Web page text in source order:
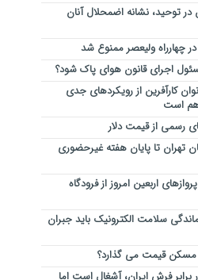
در توحید، نشانه اضمحلال آنان
چهارراه ولیعصر ممنوع شد
اجرای قانون هوای پاک شود؟
کارآفرین از رویکردهای جدی
است
رسمی از قیمت دلار
تهران تا پایان هفته غیرحضوری
اربعین امروز از فرودگاه
سلامت الکترونیک باید جبران
قیمت می گذارد؟
فرش ایران، آشغال است اما